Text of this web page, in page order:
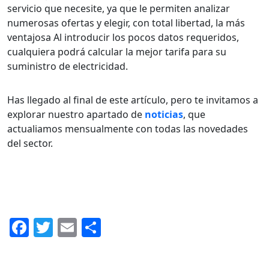
servicio que necesite, ya que le permiten analizar
numerosas ofertas y elegir, con total libertad, la más
ventajosa Al introducir los pocos datos requeridos,
cualquiera podrá calcular la mejor tarifa para su
suministro de electricidad.
Has llegado al final de este artículo, pero te invitamos a
explorar nuestro apartado de noticias, que
actualiamos mensualmente con todas las novedades
del sector.
F T E